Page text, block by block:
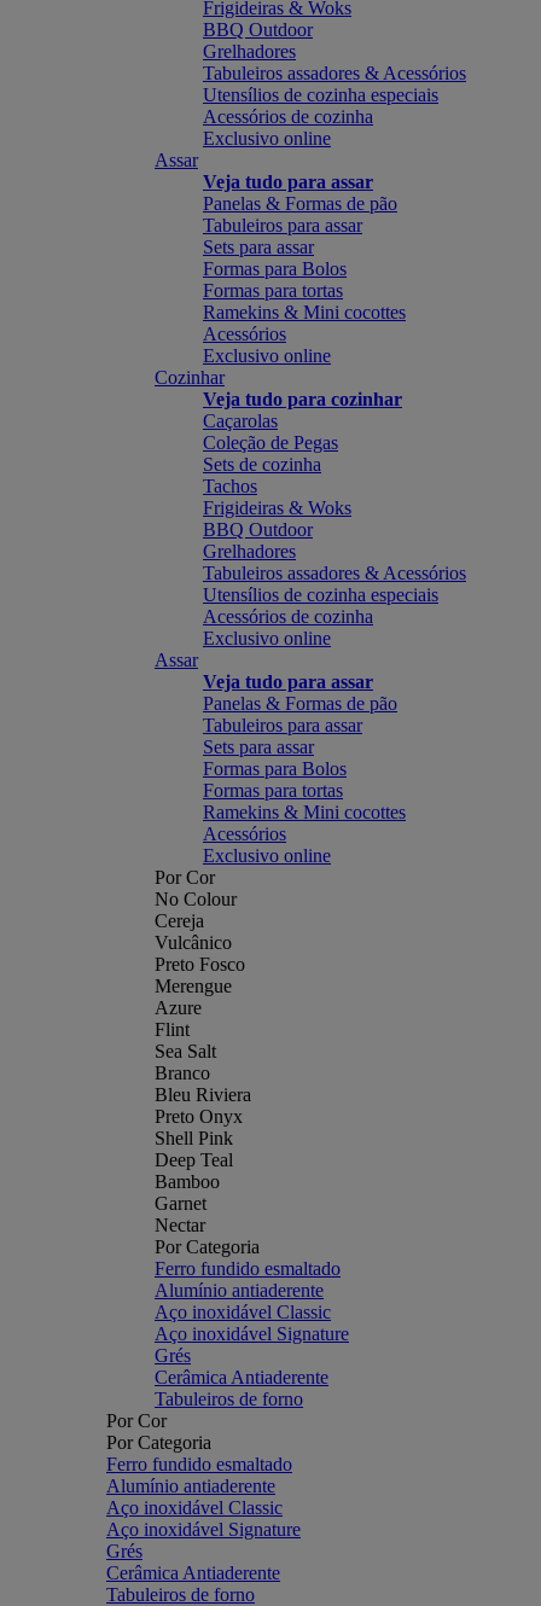
Frigideiras & Woks
BBQ Outdoor
Grelhadores
Tabuleiros assadores & Acessórios
Utensílios de cozinha especiais
Acessórios de cozinha
Exclusivo online
Assar
Veja tudo para assar
Panelas & Formas de pão
Tabuleiros para assar
Sets para assar
Formas para Bolos
Formas para tortas
Ramekins & Mini cocottes
Acessórios
Exclusivo online
Cozinhar
Veja tudo para cozinhar
Caçarolas
Coleção de Pegas
Sets de cozinha
Tachos
Frigideiras & Woks
BBQ Outdoor
Grelhadores
Tabuleiros assadores & Acessórios
Utensílios de cozinha especiais
Acessórios de cozinha
Exclusivo online
Assar
Veja tudo para assar
Panelas & Formas de pão
Tabuleiros para assar
Sets para assar
Formas para Bolos
Formas para tortas
Ramekins & Mini cocottes
Acessórios
Exclusivo online
Por Cor
No Colour
Cereja
Vulcânico
Preto Fosco
Merengue
Azure
Flint
Sea Salt
Branco
Bleu Riviera
Preto Onyx
Shell Pink
Deep Teal
Bamboo
Garnet
Nectar
Por Categoria
Ferro fundido esmaltado
Alumínio antiaderente
Aço inoxidável Classic
Aço inoxidável Signature
Grés
Cerâmica Antiaderente
Tabuleiros de forno
Por Cor
Por Categoria
Ferro fundido esmaltado
Alumínio antiaderente
Aço inoxidável Classic
Aço inoxidável Signature
Grés
Cerâmica Antiaderente
Tabuleiros de forno